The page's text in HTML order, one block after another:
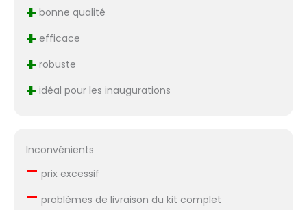
+ bonne qualité
+ efficace
+ robuste
+ idéal pour les inaugurations
Inconvénients
– prix excessif
– problèmes de livraison du kit complet